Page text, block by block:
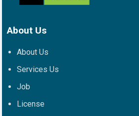
About Us
About Us
Services Us
Job
License